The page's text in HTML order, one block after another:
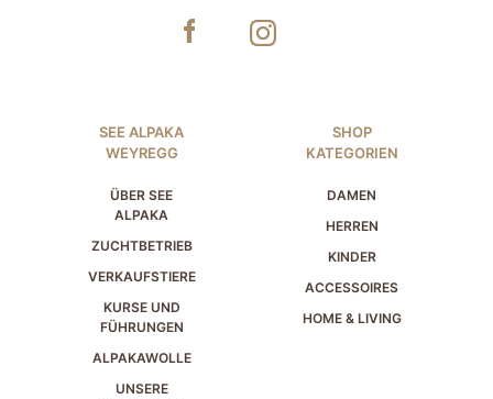
SEE ALPAKA
WEYREGG
ÜBER SEE
ALPAKA
ZUCHTBETRIEB
VERKAUFSTIERE
KURSE UND
FÜHRUNGEN
ALPAKAWOLLE
UNSERE
SHOP
KATEGORIEN
DAMEN
HERREN
KINDER
ACCESSOIRES
HOME & LIVING